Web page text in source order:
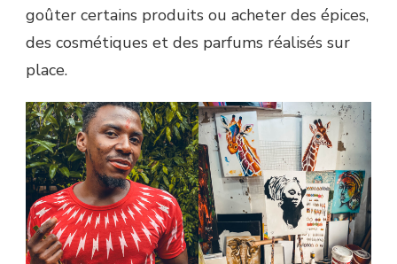
goûter certains produits ou acheter des épices,
des cosmétiques et des parfums réalisés sur
place.